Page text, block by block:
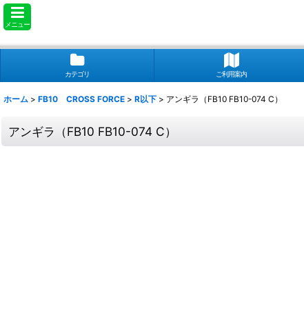
メニュー
カテゴリ ご利用案内
ホーム > FB10 CROSS FORCE > R以下 > アンギラ（FB10 FB10-074 C）
アンギラ（FB10 FB10-074 C）